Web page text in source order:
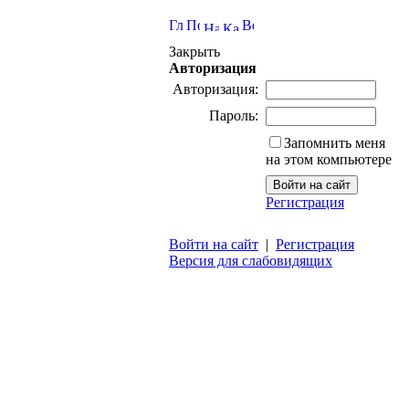
Закрыть
Авторизация
Авторизация:
Пароль:
Запомнить меня
на этом компьютере
Регистрация
Войти на сайт | Регистрация
Версия для слабовидящих